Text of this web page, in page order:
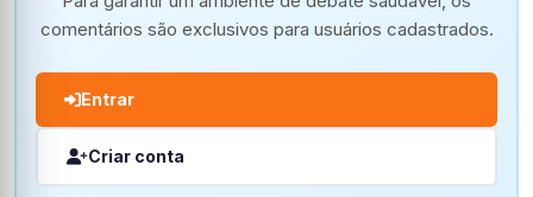
comentários são exclusivos para usuários cadastrados.
Entrar
Criar conta